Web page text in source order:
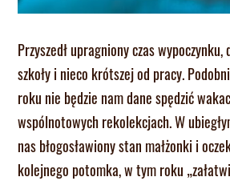
Przyszedł upragniony czas wypoczynku,
szkoły i nieco krótszej od pracy.
roku nie będzie nam dane spędzić
wspólnotowych rekolekcjach. W
nas błogosławiony stan małżonki i
kolejnego potomka, w tym roku